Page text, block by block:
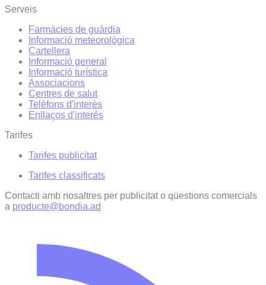
Serveis
Farmàcies de guàrdia
Informació meteorològica
Cartellera
Informació general
Informació turística
Associacions
Centres de salut
Telèfons d'interès
Enllaços d'interés
Tarifes
Tarifes publicitat
Tarifes classificats
Contacti amb nosaltres per publicitat o qüestions comercials
a producte@bondia.ad